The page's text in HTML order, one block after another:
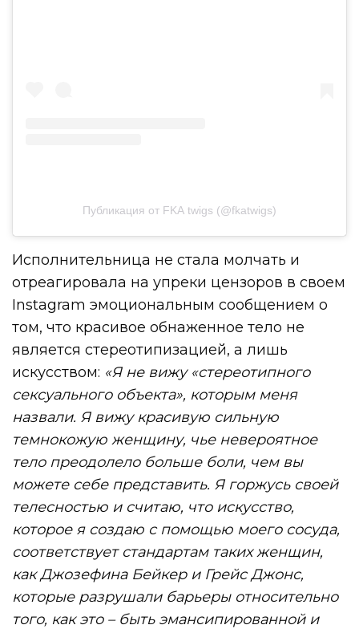
Публикация от FKA twigs (@fkatwigs)
Исполнительница не стала молчать и
отреагировала на упреки цензоров в своем
Instagram эмоциональным сообщением о
том, что красивое обнаженное тело не
является стереотипизацией, а лишь
искусством: «Я не вижу «стереотипного
сексуального объекта», которым меня
назвали. Я вижу красивую сильную
темнокожую женщину, чье невероятное
тело преодолело больше боли, чем вы
можете себе представить. Я горжусь своей
телесностью и считаю, что искусство,
которое я создаю с помощью моего сосуда,
соответствует стандартам таких женщин,
как Джозефина Бейкер и Грейс Джонс,
которые разрушали барьеры относительно
того, как это – быть эмансипированной и